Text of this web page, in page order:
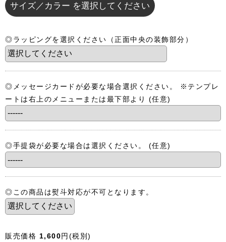
サイズ／カラー を選択してください
◎ラッピングを選択ください（正面中央の装飾部分）
◎メッセージカードが必要な場合選択ください。 ※テンプレ
ートは右上のメニューまたは最下部より (任意)
◎手提袋が必要な場合は選択ください。 (任意)
◎この商品は熨斗対応が不可となります。
販売価格 1,600円 (税別)